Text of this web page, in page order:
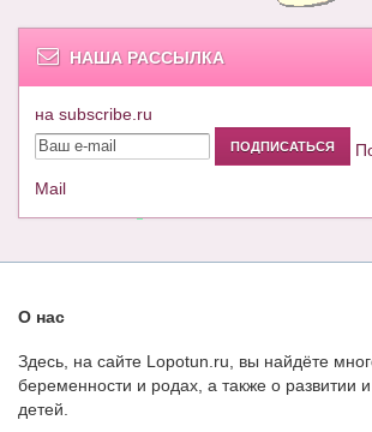
НАША РАССЫЛКА
на subscribe.ru
Mail
О нас
Здесь, на сайте Lopotun.ru, вы найдёте
беременности и родах, а также о развитии
детей.